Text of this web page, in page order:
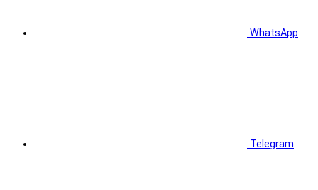
WhatsApp
Telegram